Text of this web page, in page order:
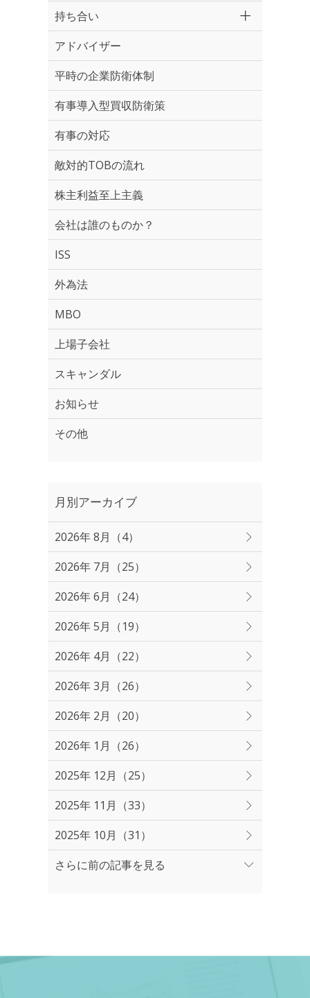
持ち合い
アドバイザー
平時の企業防衛体制
有事導入型買収防衛策
有事の対応
敵対的TOBの流れ
株主利益至上主義
会社は誰のものか？
ISS
外為法
MBO
上場子会社
スキャンダル
お知らせ
その他
月別アーカイブ
2026年 8月（4）
2026年 7月（25）
2026年 6月（24）
2026年 5月（19）
2026年 4月（22）
2026年 3月（26）
2026年 2月（20）
2026年 1月（26）
2025年 12月（25）
2025年 11月（33）
2025年 10月（31）
さらに前の記事を見る